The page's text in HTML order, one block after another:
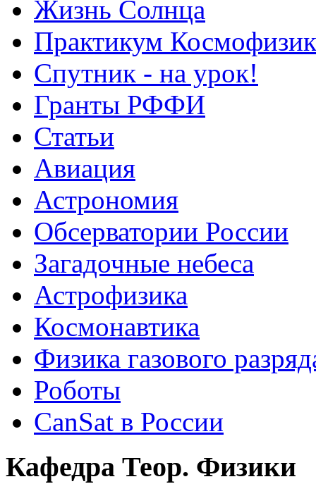
Жизнь Солнца
Практикум
Спутник - на урок!
Гранты РФФИ
Статьи
Авиация
Астрономия
Обсерватории России
Загадочные небеса
Астрофизика
Космонавтика
Физика газового
Роботы
CanSat в России
Кафедра Теор. Физики